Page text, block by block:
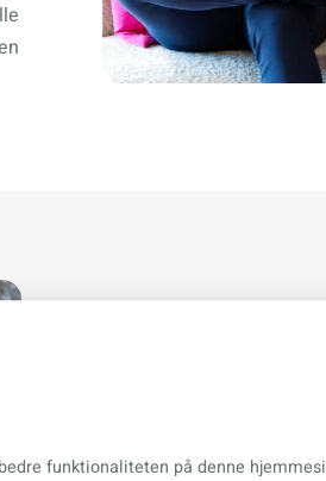
En god onboarding
den nye medarbejder er
trin:
funktionaliteten på denne